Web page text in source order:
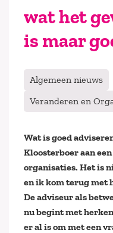
wat het
is maar
Algemeen nieuws
Veranderen en
Wat is goed
Kloosterboer aan
organisaties. Het is
en ik kom terug met
De adviseur als
nu begint met
er al is om met een